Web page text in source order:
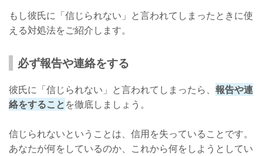
もし彼氏に「信じられない」と言われてしまったときに使
える対処法をご紹介します。
必ず報告や連絡をする
彼氏に「信じられない」と言われてしまったら、 報告や連
絡をすることを徹底しましょう。
信じられないということは、信用を失っていることです。
あなたが何をしているのか、これから何をしようとしてい